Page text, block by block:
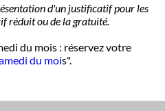
d'un justificatif pour les
réduit ou de la gratuité.
du mois : réservez votre
du mois".